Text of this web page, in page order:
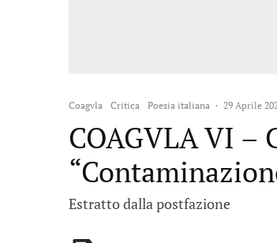
Coagvla Critica Poesia italiana · 29 Aprile
COAGVLA VI –
Estratto dalla postfazione